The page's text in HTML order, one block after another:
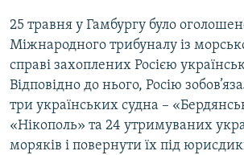
25 травня у Гамбургу було
Міжнародного трибуналу із
справі захоплених Росією
Відповідно до нього, Росію
три українських судна –
«Нікополь» та 24 утримуваних
моряків і повернути їх під